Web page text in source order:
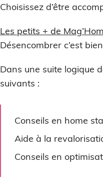
Choisissez d’être
Les petits + de
Désencombrer c’est
Dans une suite logique
suivants :
Conseils en home
Aide à la
Conseils en